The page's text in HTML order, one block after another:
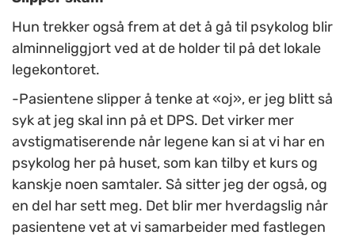
Hun trekker også frem at det å gå til psykolog blir
alminneliggjort ved at de holder til på det lokale
legekontoret.
-Pasientene slipper å tenke at «oj», er jeg blitt så
syk at jeg skal inn på et DPS. Det virker mer
avstigmatiserende når legene kan si at vi har en
psykolog her på huset, som kan tilby et kurs og
kanskje noen samtaler. Så sitter jeg der også, og
en del har sett meg. Det blir mer hverdagslig når
pasientene vet at vi samarbeider med fastlegen